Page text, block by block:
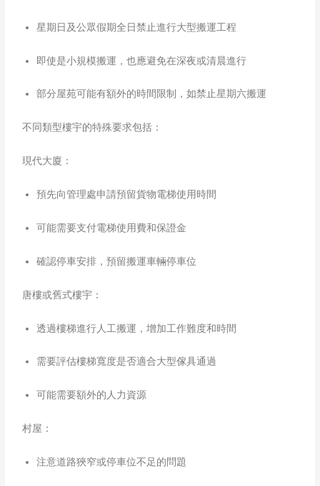
星期日及公眾假期全日禁止進行大型搬運工程
即使是小規模搬運，也應避免在深夜或清晨進行
部分屋苑可能有額外的時間限制，如禁止星期六搬運​
不同類型樓宇的特殊要求包括：
現代大廈：
預先向管理處申請預留貨物電梯使用時間
可能需要支付電梯使用費和保證金
確認停車安排，預留搬運車輛停車位
唐樓或舊式樓宇：
透過樓梯進行人工搬運，增加工作難度和時間​
需要評估樓梯寬度是否適合大型傢具通過
可能需要額外的人力資源
村屋：
注意道路狹窄或停車位不足的問題